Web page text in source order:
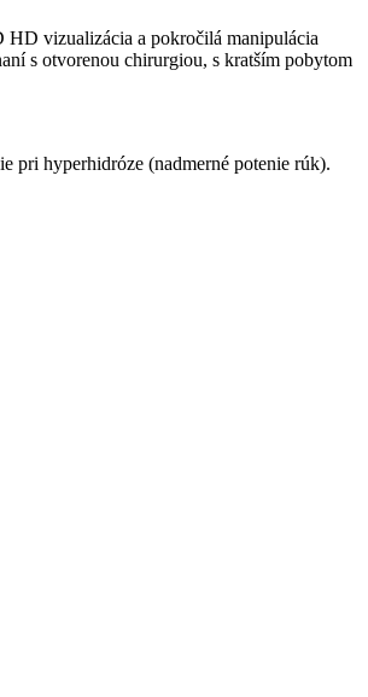
HD vizualizácia a pokročilá manipulácia
s otvorenou chirurgiou, s kratším pobytom
pri hyperhidróze (nadmerné potenie rúk).